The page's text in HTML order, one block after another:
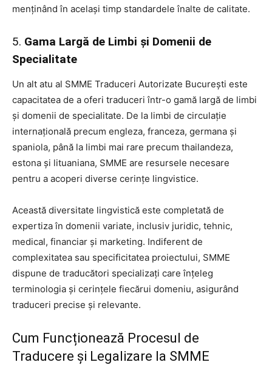
menținând în același timp standardele înalte de calitate.
5. Gama Largă de Limbi și Domenii de
Specialitate
Un alt atu al SMME Traduceri Autorizate București este
capacitatea de a oferi traduceri într-o gamă largă de limbi
și domenii de specialitate. De la limbi de circulație
internațională precum engleza, franceza, germana și
spaniola, până la limbi mai rare precum thailandeza,
estona și lituaniana, SMME are resursele necesare
pentru a acoperi diverse cerințe lingvistice.
Această diversitate lingvistică este completată de
expertiza în domenii variate, inclusiv juridic, tehnic,
medical, financiar și marketing. Indiferent de
complexitatea sau specificitatea proiectului, SMME
dispune de traducători specializați care înțeleg
terminologia și cerințele fiecărui domeniu, asigurând
traduceri precise și relevante.
Cum Funcționează Procesul de
Traducere și Legalizare la SMME